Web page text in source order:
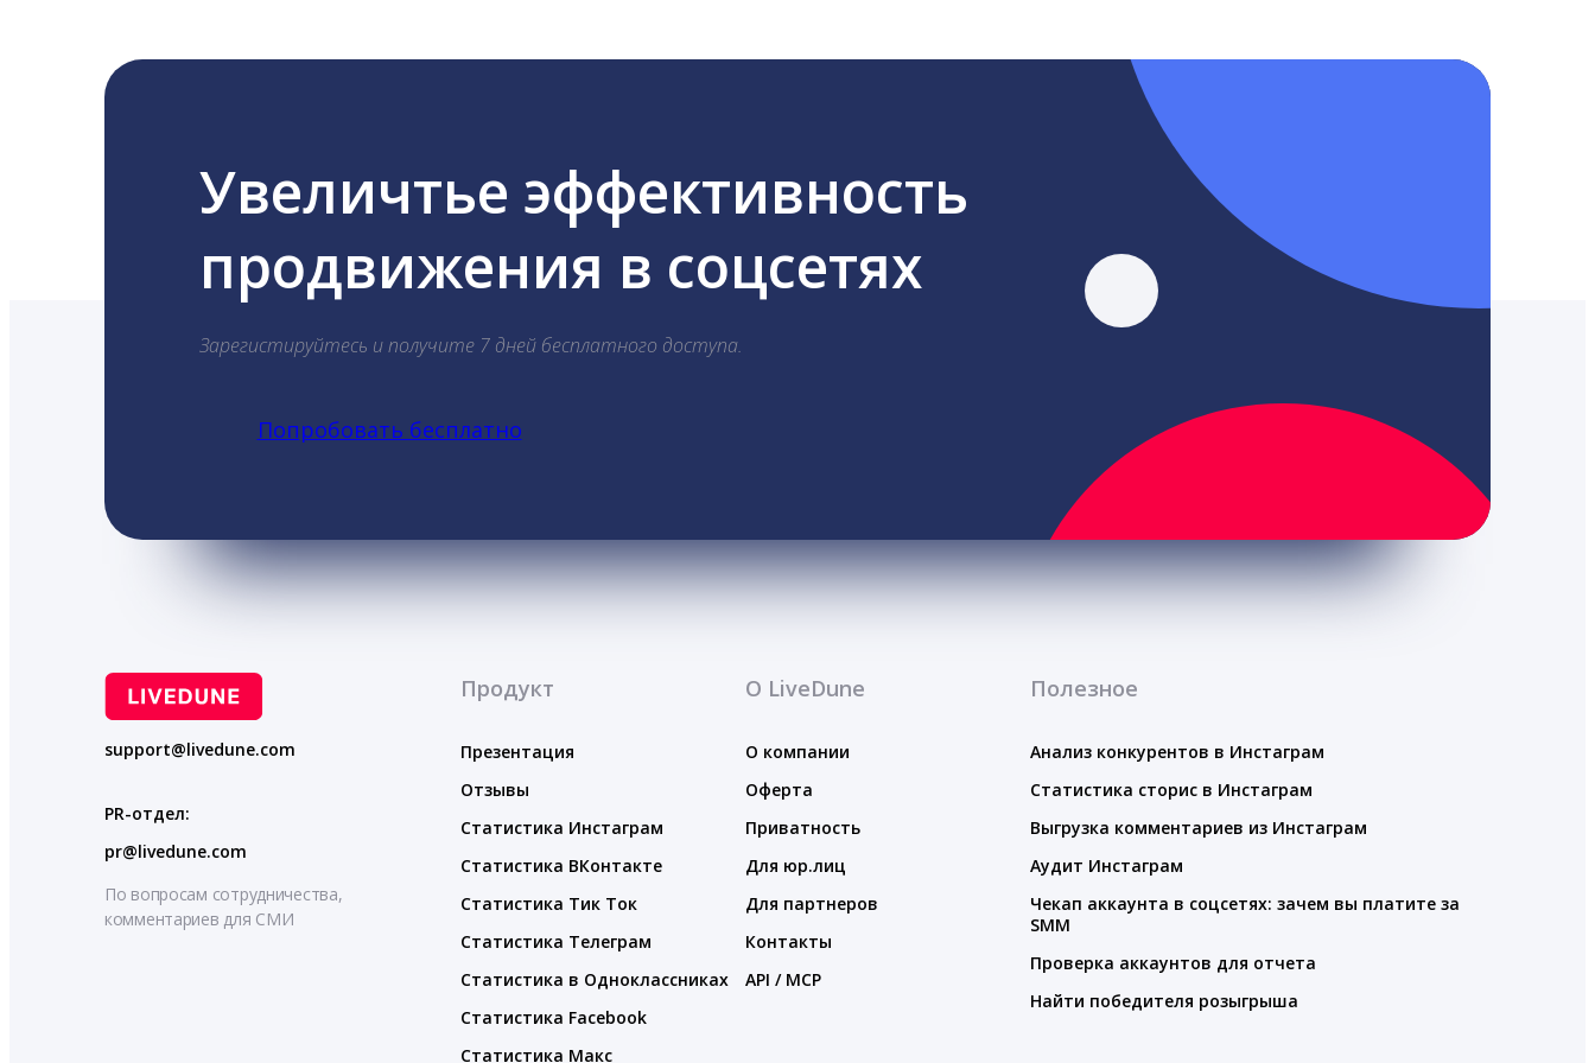
Увеличтье эффективность
продвижения в соцсетях
Зарегистируйтесь и получите 7 дней бесплатного доступа.
Попробовать бесплатно
support@livedune.com
PR-отдел:
pr@livedune.com
По вопросам сотрудничества,
комментариев для СМИ
Продукт
Презентация
Отзывы
Статистика Инстаграм
Статистика ВКонтакте
Статистика Тик Ток
Статистика Телеграм
Статистика в Одноклассниках
Статистика Facebook
Статистика Макс
О LiveDune
О компании
Оферта
Приватность
Для юр.лиц
Для партнеров
Контакты
API / MCP
Полезное
Анализ конкурентов в Инстаграм
Статистика сторис в Инстаграм
Выгрузка комментариев из Инстаграм
Аудит Инстаграм
Чекап аккаунта в соцсетях: зачем вы платите за
SMM
Проверка аккаунтов для отчета
Найти победителя розыгрыша